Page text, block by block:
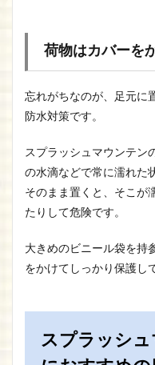
荷物はカバーを
忘れがちなのが、足元に
防水対策です。
スプラッシュマウンテン
の水滴などで常に濡れた
そのまま置くと、そこが
たりして危険です。
大きめのビニール袋を持
をかけてしっかり保護し
スプラッシ